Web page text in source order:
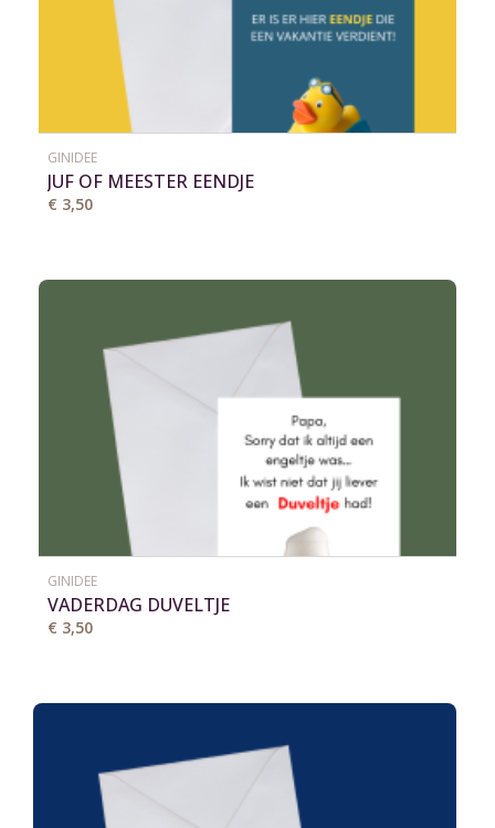
GINIDEE
JUF OF MEESTER EENDJE
€ 3,50
GINIDEE
VADERDAG DUVELTJE
€ 3,50